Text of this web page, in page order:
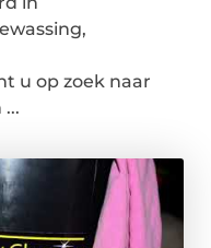
u op zoek naar